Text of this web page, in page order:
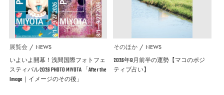
展覧会 NEWS
いよいよ開幕！浅間国際フォトフェ
スティバル2026 PHOTO MIYOTA 「After the
Image｜イメージのその後」
そのほか NEWS
2026年8月前半の運勢【マコのポジ
ティブ占い】